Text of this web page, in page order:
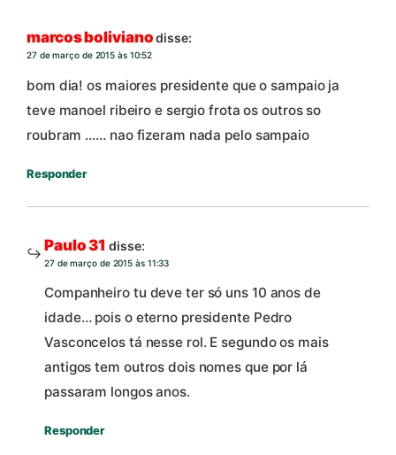
marcos bolivianodisse:
27 de março de 2015 às 10:52
bom dia! os maiores presidente que o sampaio ja
teve manoel ribeiro e sergio frota os outros so
roubram …… nao fizeram nada pelo sampaio
Responder
Paulo 31 disse:
27 de março de 2015 às 11:33
Companheiro tu deve ter só uns 10 anos de
idade… pois o eterno presidente Pedro
Vasconcelos tá nesse rol. E segundo os mais
antigos tem outros dois nomes que por lá
passaram longos anos.
Responder